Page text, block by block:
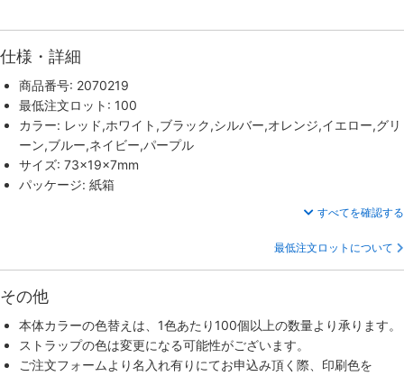
仕様・詳細
商品番号: 2070219
最低注文ロット: 100
カラー: レッド,ホワイト,ブラック,シルバー,オレンジ,イエロー,グリ
ーン,ブルー,ネイビー,パープル
サイズ: 73×19×7mm
パッケージ: 紙箱
すべてを確認する
最低注文ロットについて
その他
本体カラーの色替えは、1色あたり100個以上の数量より承ります。
ストラップの色は変更になる可能性がございます。
ご注文フォームより名入れ有りにてお申込み頂く際、印刷色を